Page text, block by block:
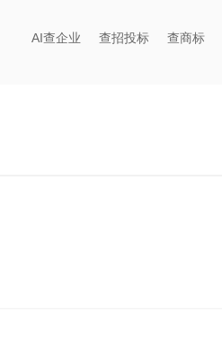
AI查企业 查招投标 查商标